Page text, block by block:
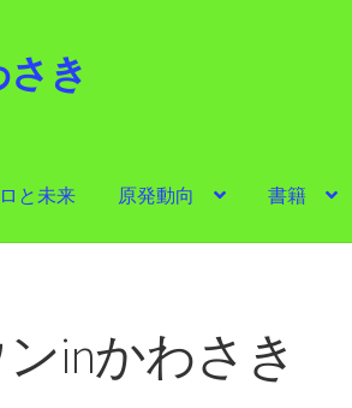
き
と未来 原発動向 書籍
inかわさき